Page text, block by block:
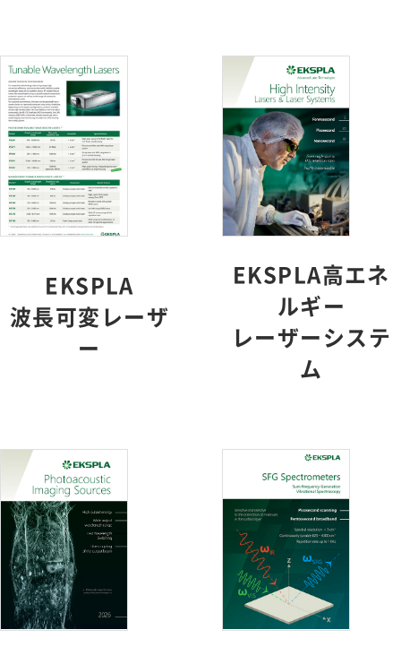
EKSPLA
波長可変レーザ
ー
EKSPLA高エネ
ルギー
レーザーシステ
ム